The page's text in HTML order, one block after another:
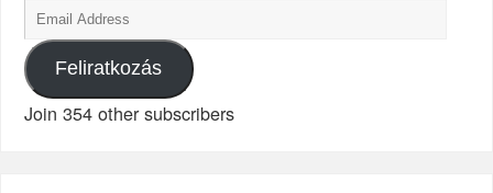
Feliratkozás
Join 354 other subscribers